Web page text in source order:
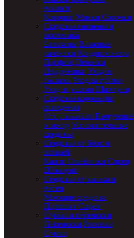
поилки
Коврики Миски Совочки
Средства гигиены и
косметика
Бальзамы Влажные
салфетки Кондиционеры
Парфюм Пеленки
Подгузники Уход за
глазами Уход за зубами
Уход за ушами Шампуни
Средства коррекции
поведения
Отпугиватели Приучение
к месту Успокоительные
средства
Средства от блох и
клещей
Капли Ошейники Спреи
Шампуни
Средства от запаха и
пятен
Моющие средства
Порошки Спреи
Сумки и переноски
Переноски Рюкзаки
Сумки